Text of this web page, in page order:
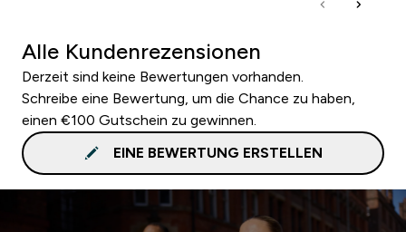
Alle Kundenrezensionen
Derzeit sind keine Bewertungen vorhanden.
Schreibe eine Bewertung, um die Chance zu haben,
einen €100 Gutschein zu gewinnen.
EINE BEWERTUNG ERSTELLEN